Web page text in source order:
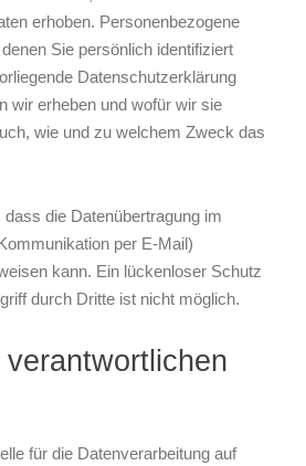
erhoben. Personenbezogene
Sie persönlich identifiziert
Datenschutzerklärung
wir erheben und wofür wir sie
wie und zu welchem Zweck das
die Datenübertragung im
per E-Mail)
kann. Ein lückenloser Schutz
durch Dritte ist nicht möglich.
für die Datenverarbeitung auf